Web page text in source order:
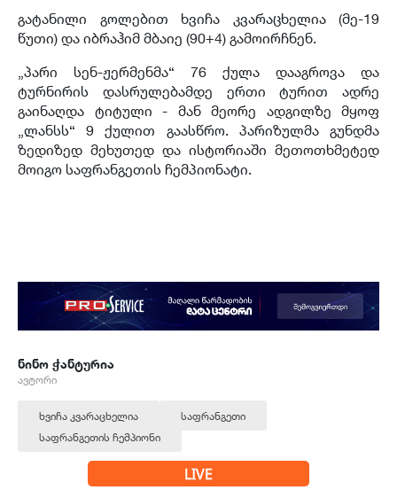
გატანილი გოლებით ხვიჩა კვარაცხელია (მე-19
წუთი) და იბრაჰიმ მბაიე (90+4) გამოირჩნენ.
„პარი სენ-ჟერმენმა“ 76 ქულა დააგროვა და
ტურნირის დასრულებამდე ერთი ტურით ადრე
გაინაღდა ტიტული - მან მეორე ადგილზე მყოფ
„ლანსს“ 9 ქულით გაასწრო. პარიზულმა გუნდმა
ზედიზედ მეხუთედ და ისტორიაში მეთოთხმეტედ
მოიგო საფრანგეთის ჩემპიონატი.
ნინო ჭანტურია
ავტორი
ხვიჩა კვარაცხელია
საფრანგეთი
საფრანგეთის ჩემპიონი
LIVE